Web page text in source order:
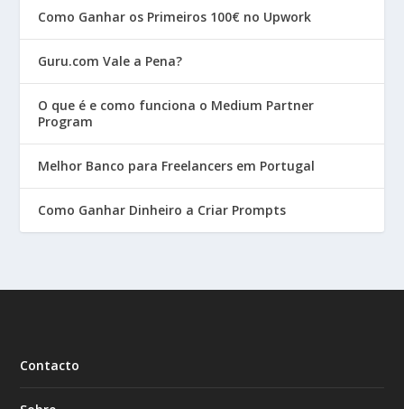
Como Ganhar os Primeiros 100€ no Upwork
Guru.com Vale a Pena?
O que é e como funciona o Medium Partner
Program
Melhor Banco para Freelancers em Portugal
Como Ganhar Dinheiro a Criar Prompts
Contacto